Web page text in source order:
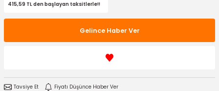
415,59 TL den başlayan taksitlerle!!
Gelince Haber Ver
Tavsiye Et
Fiyatı Düşünce Haber Ver